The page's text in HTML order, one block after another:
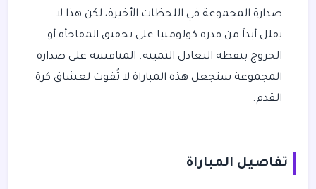
صدارة المجموعة في اللحظات الأخيرة، لكن هذا لا
يقلل أبداً من قدرة كولومبيا على تحقيق المفاجأة أو
الخروج بنقطة التعادل الثمينة. المنافسة على صدارة
المجموعة ستجعل هذه المباراة لا تُفوت لعشاق كرة
القدم.
تفاصيل المباراة